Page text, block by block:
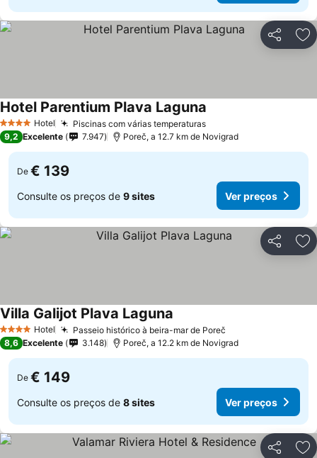
Partilhar
4 EstrelasHotel Piscinas com várias temperaturas
Hotel Parentium Plava Laguna
9,2 Excelente 7.947 Poreč, a 12.7 km de Novigrad
De € 139
Consulte os preços de 9 sites Ver preços
Partilhar
4 EstrelasHotel Passeio histórico à beira-mar de Poreč
Villa Galijot Plava Laguna
8,6 Excelente 3.148 Poreč, a 12.2 km de Novigrad
De € 149
Consulte os preços de 8 sites Ver preços
Partilhar